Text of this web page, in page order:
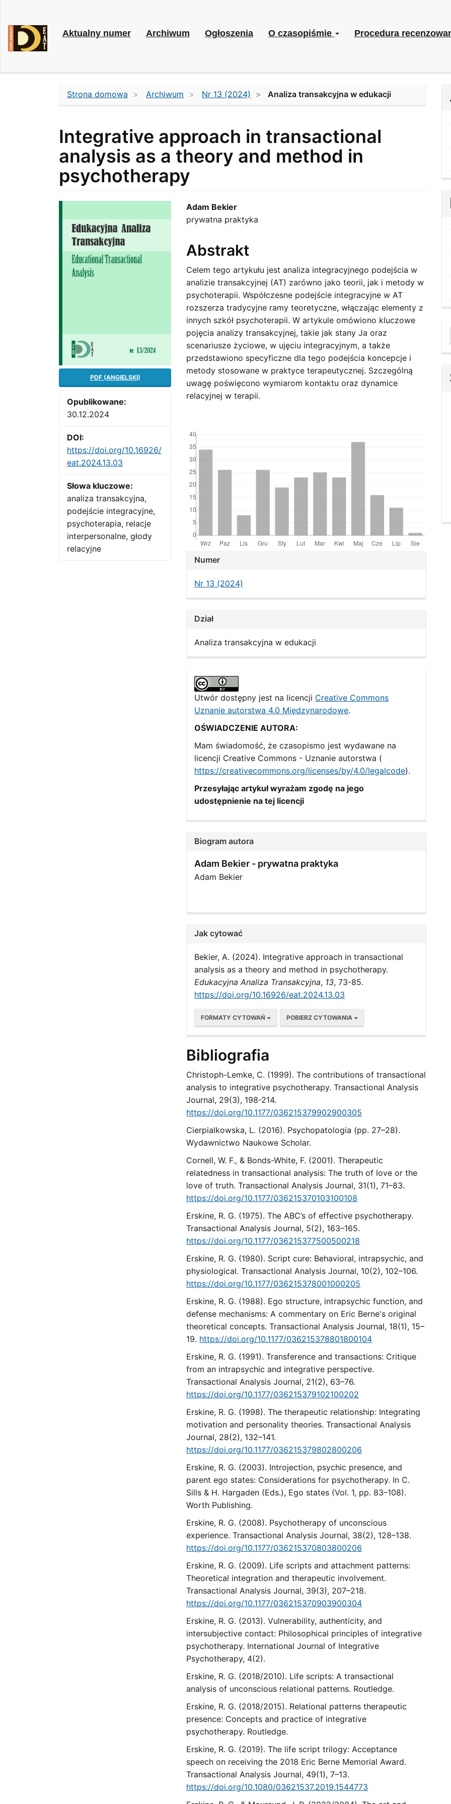
Main
Content
Sidebar
Aktualny numer Archiwum Ogłoszenia O czasopiśmie Procedura
Strona domowa Archiwum Nr 13 (2024) Analiza transakcyjna w edukacji
Integrative approach in transactional
analysis as a theory and method in
psychotherapy
Sidebar
PDF (ANGIELSKI)
Opublikowane:
30.12.2024
DOI:
https://doi.org/10.16926/
eat.2024.13.03
Słowa kluczowe:
analiza transakcyjna,
podejście integracyjne,
psychoterapia, relacje
interpersonalne, głody
relacyjne
Main
Article
Content
Adam Bekier
prywatna praktyka
Abstrakt
Celem tego artykułu jest analiza integracyjnego podejścia w
analizie transakcyjnej (AT) zarówno jako teorii, jak i metody w
psychoterapii. Współczesne podejście integracyjne w AT
rozszerza tradycyjne ramy teoretyczne, włączając elementy z
innych szkół psychoterapii. W artykule omówiono kluczowe
pojęcia analizy transakcyjnej, takie jak stany Ja oraz
scenariusze życiowe, w ujęciu integracyjnym, a także
przedstawiono specyficzne dla tego podejścia koncepcje i
metody stosowane w praktyce terapeutycznej. Szczególną
uwagę poświęcono wymiarom kontaktu oraz dynamice
relacyjnej w terapii.
Article
Numer
Nr 13 (2024)
Dział
Analiza transakcyjna w edukacji
Utwór dostępny jest na licencji Creative Commons
Uznanie autorstwa 4.0 Międzynarodowe.
OŚWIADCZENIE AUTORA:
Mam świadomość, że czasopismo jest wydawane na
licencji Creative Commons - Uznanie autorstwa (
https://creativecommons.org/licenses/by/4.0/legalcode).
Przesyłając artykuł wyrażam zgodę na jego
udostępnienie na tej licencji
Biogram autora
Adam Bekier - prywatna praktyka
Adam Bekier
Jak cytować
Bekier, A. (2024). Integrative approach in transactional
analysis as a theory and method in psychotherapy.
Edukacyjna Analiza Transakcyjna, 13, 73-85.
https://doi.org/10.16926/eat.2024.13.03
FORMATY CYTOWAŃ POBIERZ CYTOWANIA
Bibliografia
Christoph-Lemke, C. (1999). The contributions of transactional
analysis to integrative psychotherapy. Transactional Analysis
Journal, 29(3), 198-214.
https://doi.org/10.1177/036215379902900305
Cierpialkowska, L. (2016). Psychopatologia (pp. 27–28).
Wydawnictwo Naukowe Scholar.
Cornell, W. F., & Bonds-White, F. (2001). Therapeutic
relatedness in transactional analysis: The truth of love or the
love of truth. Transactional Analysis Journal, 31(1), 71–83.
https://doi.org/10.1177/036215370103100108
Erskine, R. G. (1975). The ABC’s of effective psychotherapy.
Transactional Analysis Journal, 5(2), 163–165.
https://doi.org/10.1177/036215377500500218
Erskine, R. G. (1980). Script cure: Behavioral, intrapsychic, and
physiological. Transactional Analysis Journal, 10(2), 102–106.
https://doi.org/10.1177/036215378001000205
Erskine, R. G. (1988). Ego structure, intrapsychic function, and
defense mechanisms: A commentary on Eric Berne's original
theoretical concepts. Transactional Analysis Journal, 18(1), 15–
19. https://doi.org/10.1177/036215378801800104
Erskine, R. G. (1991). Transference and transactions: Critique
from an intrapsychic and integrative perspective.
Transactional Analysis Journal, 21(2), 63–76.
https://doi.org/10.1177/036215379102100202
Erskine, R. G. (1998). The therapeutic relationship: Integrating
motivation and personality theories. Transactional Analysis
Journal, 28(2), 132–141.
https://doi.org/10.1177/036215379802800206
Erskine, R. G. (2003). Introjection, psychic presence, and
parent ego states: Considerations for psychotherapy. In C.
Sills & H. Hargaden (Eds.), Ego states (Vol. 1, pp. 83–108).
Worth Publishing.
Erskine, R. G. (2008). Psychotherapy of unconscious
experience. Transactional Analysis Journal, 38(2), 128–138.
https://doi.org/10.1177/036215370803800206
Erskine, R. G. (2009). Life scripts and attachment patterns:
Theoretical integration and therapeutic involvement.
Transactional Analysis Journal, 39(3), 207–218.
https://doi.org/10.1177/036215370903900304
Erskine, R. G. (2013). Vulnerability, authenticity, and
intersubjective contact: Philosophical principles of integrative
psychotherapy. International Journal of Integrative
Psychotherapy, 4(2).
Erskine, R. G. (2018/2010). Life scripts: A transactional
analysis of unconscious relational patterns. Routledge.
Erskine, R. G. (2018/2015). Relational patterns therapeutic
presence: Concepts and practice of integrative
psychotherapy. Routledge.
Erskine, R. G. (2019). The life script trilogy: Acceptance
speech on receiving the 2018 Eric Berne Memorial Award.
Transactional Analysis Journal, 49(1), 7–13.
https://doi.org/10.1080/03621537.2019.1544773
a